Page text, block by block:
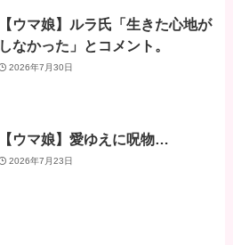
【ウマ娘】ルラ氏「生きた心地が
しなかった」とコメント。
2026年7月30日
【ウマ娘】愛ゆえに呪物…
2026年7月23日